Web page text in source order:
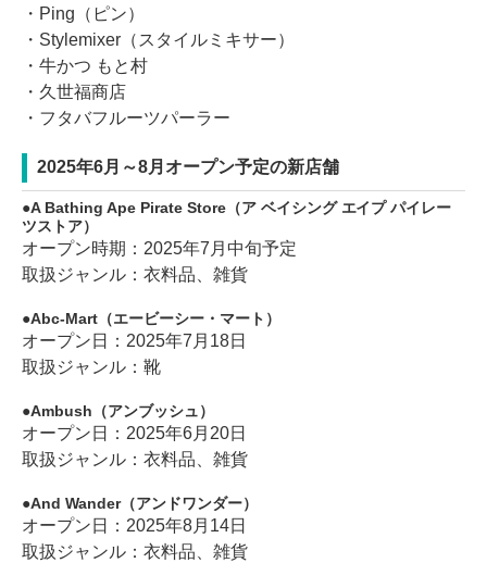
・Ping（ピン）
・Stylemixer（スタイルミキサー）
・牛かつ もと村
・久世福商店
・フタバフルーツパーラー
2025年6月～8月オープン予定の新店舗
A Bathing Ape Pirate Store（ア ベイシング エイプ パイレー
ツストア）
オープン時期：2025年7月中旬予定
取扱ジャンル：衣料品、雑貨
Abc-Mart（エービーシー・マート）
オープン日：2025年7月18日
取扱ジャンル：靴
Ambush（アンブッシュ）
オープン日：2025年6月20日
取扱ジャンル：衣料品、雑貨
And Wander（アンドワンダー）
オープン日：2025年8月14日
取扱ジャンル：衣料品、雑貨